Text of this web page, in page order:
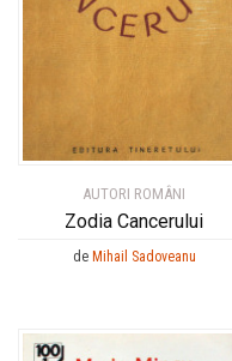
AUTORI ROMÂNI
Zodia Cancerului
de Mihail Sadoveanu